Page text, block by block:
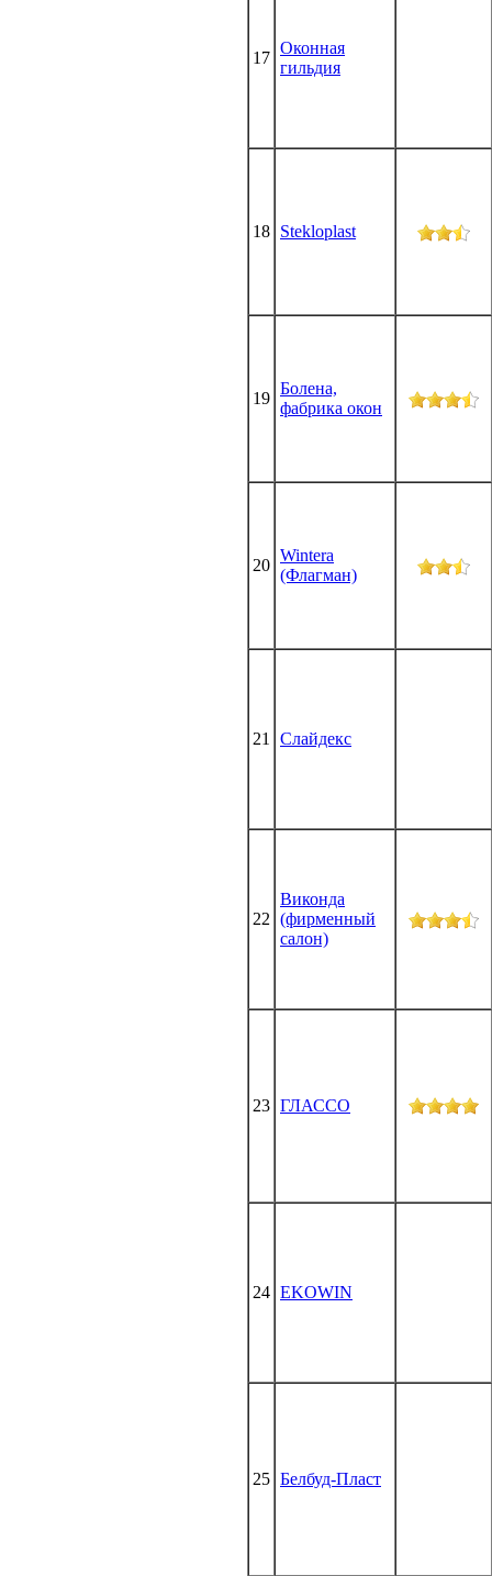
17
Оконная
гильдия
18 Stekloplast
19
Болена,
фабрика окон
20
Wintera
(Флагман)
21 Слайдекс
22
Виконда
(фирменный
салон)
23 ГЛАССО
24 EKOWIN
25 Белбуд-Пласт